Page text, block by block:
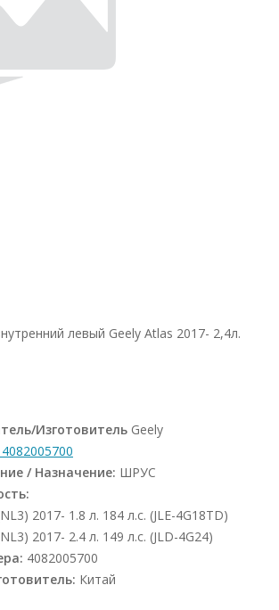
левый Geely Atlas 2017- 2,4л.
Изготовитель Geely
4082005700
/ Назначение: ШРУС
2017- 1.8 л. 184 л.с. (JLE-4G18TD)
2017- 2.4 л. 149 л.с. (JLD-4G24)
4082005700
Китай